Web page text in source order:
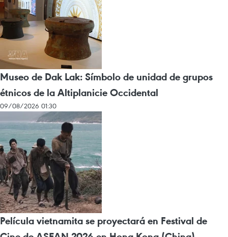
Museo de Dak Lak: Símbolo de unidad de grupos
étnicos de la Altiplanicie Occidental
09/08/2026 01:30
Película vietnamita se proyectará en Festival de